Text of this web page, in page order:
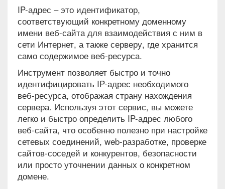
IP-адрес – это идентификатор,
соответствующий конкретному доменному
имени веб-сайта для взаимодействия с ним в
сети Интернет, а также серверу, где хранится
само содержимое веб-ресурса.
Инструмент позволяет быстро и точно
идентифицировать IP-адрес необходимого
веб-ресурса, отображая страну нахождения
сервера. Используя этот сервис, вы можете
легко и быстро определить IP-адрес любого
веб-сайта, что особенно полезно при настройке
сетевых соединений, web-разработке, проверке
сайтов-соседей и конкурентов, безопасности
или просто уточнении данных о конкретном
домене.